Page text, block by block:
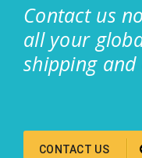
Contact us
all your
shipping and
CONTACT US